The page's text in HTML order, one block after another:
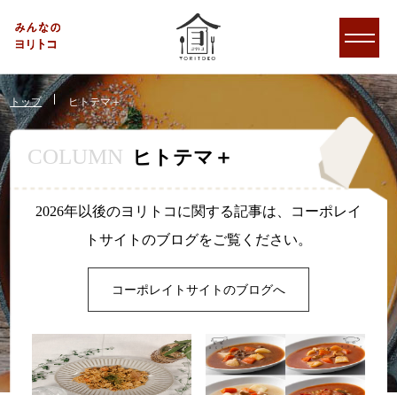
トップ ヒトテマ＋
COLUMN ヒトテマ＋
2026年以後のヨリトコに関する記事は、コーポレイ
トサイトのブログをご覧ください。
コーポレイトサイトのブログへ